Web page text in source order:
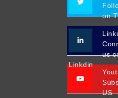
on
us
Linkdin
US